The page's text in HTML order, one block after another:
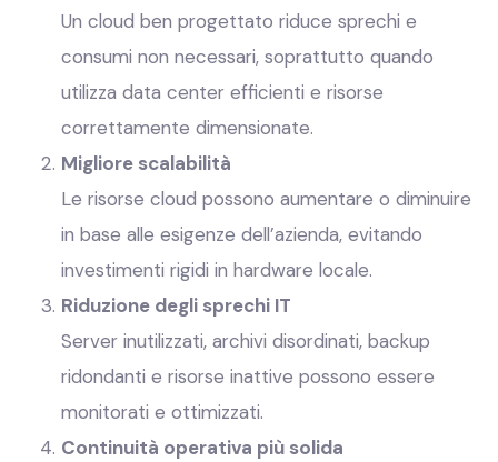
Un cloud ben progettato riduce sprechi e
consumi non necessari, soprattutto quando
utilizza data center efficienti e risorse
correttamente dimensionate.
Migliore scalabilità
Le risorse cloud possono aumentare o diminuire
in base alle esigenze dell’azienda, evitando
investimenti rigidi in hardware locale.
Riduzione degli sprechi IT
Server inutilizzati, archivi disordinati, backup
ridondanti e risorse inattive possono essere
monitorati e ottimizzati.
Continuità operativa più solida